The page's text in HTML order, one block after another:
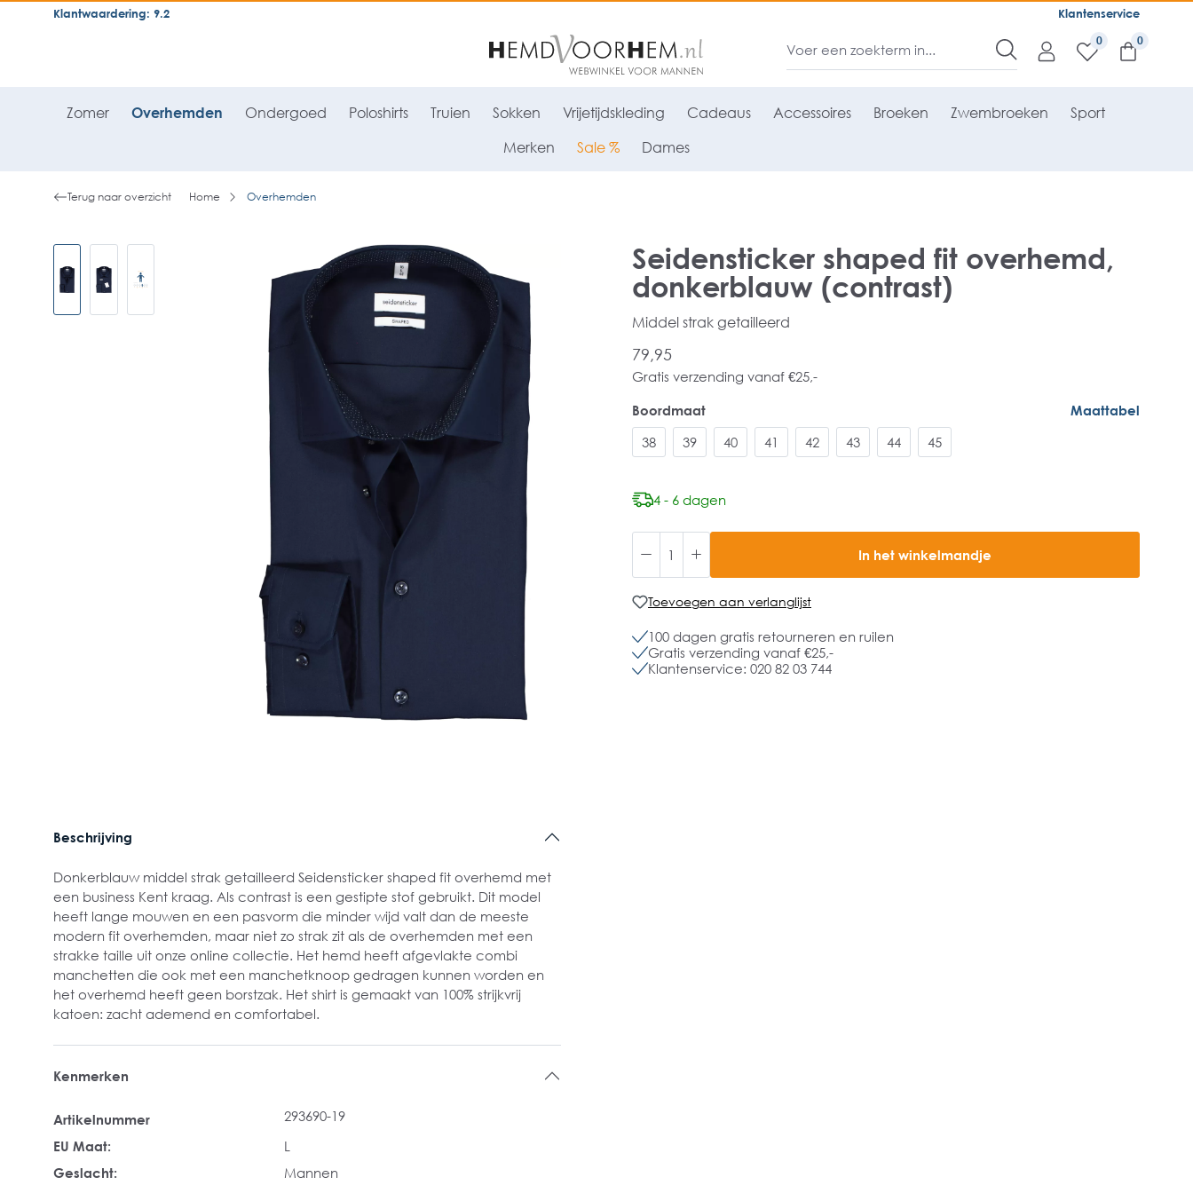
general.skipToNavigation Klantenservice
Klantwaardering: 9.2
0
Zomer Overhemden Ondergoed Poloshirts Truien Sokken Vrijetijdskleding Cadeaus Accessoires Broeken Zwembroeken Sport
Merken Sale % Dames
Terug naar overzicht Home Overhemden
Seidensticker shaped fit overhemd,
donkerblauw (contrast)
Middel strak getailleerd
79,95
Gratis verzending vanaf €25,-
Boordmaat
Maattabel
38
39 40 41 42 43 44 45
4 - 6 dagen
In het winkelmandje
Toevoegen aan verlanglijst
100 dagen gratis retourneren en ruilen
Gratis verzending vanaf €25,-
Klantenservice: 020 82 03 744
Beschrijving
Donkerblauw middel strak getailleerd Seidensticker shaped fit overhemd met
een business Kent kraag. Als contrast is een gestipte stof gebruikt. Dit model
heeft lange mouwen en een pasvorm die minder wijd valt dan de meeste
modern fit overhemden, maar niet zo strak zit als de overhemden met een
strakke taille uit onze online collectie. Het hemd heeft afgevlakte combi
manchetten die ook met een manchetknoop gedragen kunnen worden en
het overhemd heeft geen borstzak. Het shirt is gemaakt van 100% strijkvrij
katoen: zacht ademend en comfortabel.
Kenmerken
Artikelnummer
293690-19
EU Maat:
L
Geslacht:
Mannen